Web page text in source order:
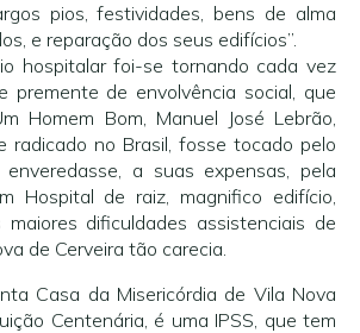
pios, festividades, bens de alma
e reparação dos seus edifícios”.
hospitalar foi-se tornando cada vez
premente de envolvência social, que
Homem Bom, Manuel José Lebrão,
radicado no Brasil, fosse tocado pelo
a suas expensas, pela
Hospital de raiz, magnifico edifício,
dificuldades assistenciais de
de Cerveira tão carecia.
Casa da Misericórdia de Vila Nova
Centenária, é uma IPSS, que tem